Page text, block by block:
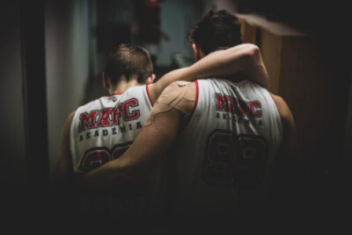
csabatokolyi